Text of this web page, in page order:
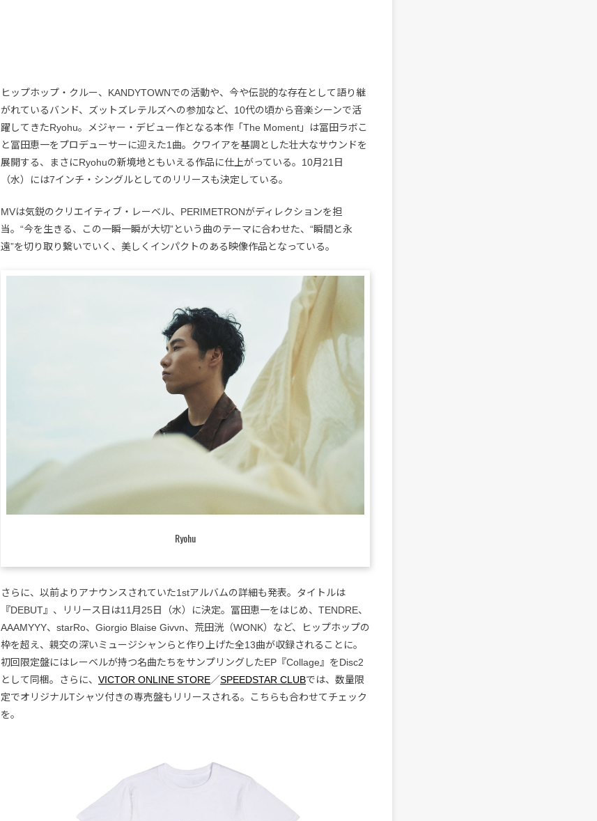
ヒップホップ・クルー、KANDYTOWNでの活動や、今や伝説的な存在として語り継
がれているバンド、ズットズレテルズへの参加など、10代の頃から音楽シーンで活
躍してきたRyohu。メジャー・デビュー作となる本作「The Moment」は冨田ラボこ
と冨田恵一をプロデューサーに迎えた1曲。クワイアを基調とした壮大なサウンドを
展開する、まさにRyohuの新境地ともいえる作品に仕上がっている。10月21日
（水）には7インチ・シングルとしてのリリースも決定している。
MVは気鋭のクリエイティブ・レーベル、PERIMETRONがディレクションを担
当。“今を生きる、この一瞬一瞬が大切”という曲のテーマに合わせた、“瞬間と永
遠”を切り取り繋いでいく、美しくインパクトのある映像作品となっている。
Ryohu
さらに、以前よりアナウンスされていた1stアルバムの詳細も発表。タイトルは
『DEBUT』、リリース日は11月25日（水）に決定。冨田恵一をはじめ、TENDRE、
AAAMYYY、starRo、Giorgio Blaise Givvn、荒田洸（WONK）など、ヒップホップの
枠を超え、親交の深いミュージシャンらと作り上げた全13曲が収録されることに。
初回限定盤にはレーベルが持つ名曲たちをサンプリングしたEP『Collage』をDisc2
として同梱。さらに、 VICTOR ONLINE STORE／SPEEDSTAR CLUBでは、数量限
定でオリジナルTシャツ付きの専売盤もリリースされる。こちらも合わせてチェック
を。